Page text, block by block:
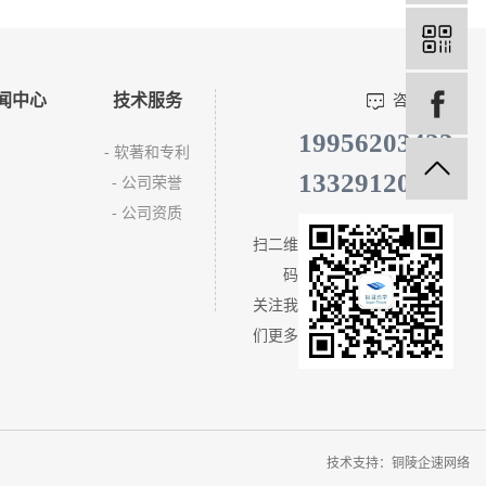
中心 技术服务
- 软著和专利
- 公司荣誉
- 公司资质
咨询电话
19956203423
13329120781
扫二维
码
关注我
们更多
技术支持： 铜陵企速网络